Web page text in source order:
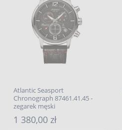
Atlantic Seasport
Chronograph 87461.41.45 -
zegarek męski
1 380,00 zł